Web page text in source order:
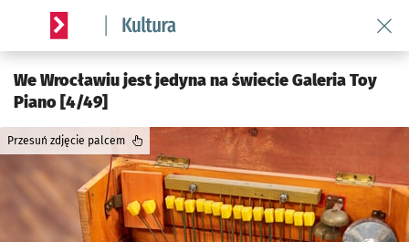
Serwis informacyjny wroclaw.pl podserwis: Kultura
We Wrocławiu jest jedyna na świecie Galeria Toy
Piano [4/49]
Przesuń zdjęcie palcem